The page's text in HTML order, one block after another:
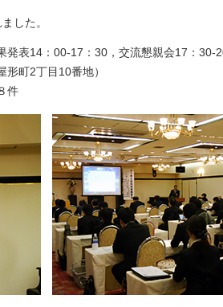
した。
発表14：00-17：30，交流懇親会17：30-
町2丁目10番地）
件